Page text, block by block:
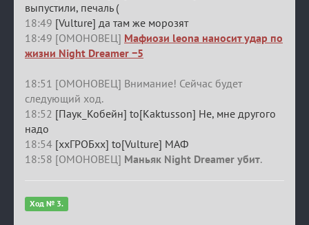
выпустили, печаль (
18:49 [Vulture] да там же морозят
18:49 [ОМОНОВЕЦ] Мафиози leona наносит удар по
жизни Night Dreamer −5
18:51 [ОМОНОВЕЦ] Внимание! Сейчас будет
следующий ход.
18:52 [Паук_Кобейн] to[Kaktusson] Не, мне другого
надо
18:54 [ххГРОБхх] to[Vulture] МАФ
18:58 [ОМОНОВЕЦ] Маньяк Night Dreamer убит.
Ход № 3.